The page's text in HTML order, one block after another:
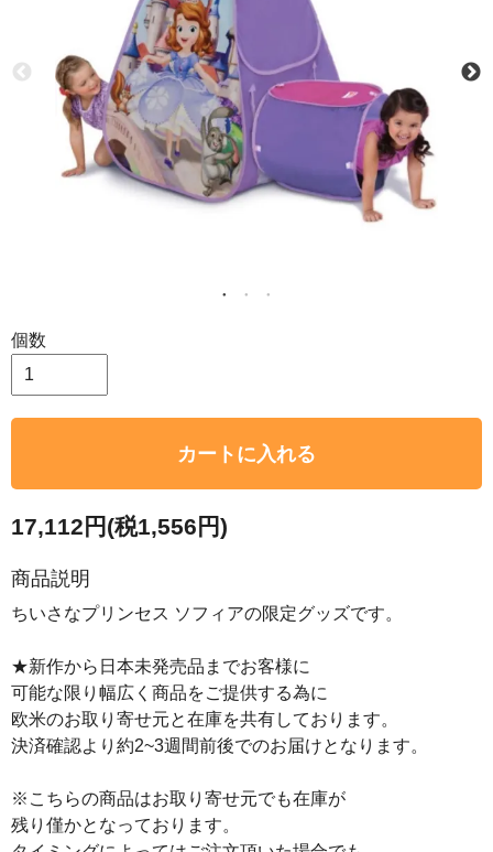
個数
カートに入れる
17,112円(税1,556円)
商品説明
ちいさなプリンセス ソフィアの限定グッズです。
★新作から日本未発売品までお客様に
可能な限り幅広く商品をご提供する為に
欧米のお取り寄せ元と在庫を共有しております。
決済確認より約2~3週間前後でのお届けとなります。
※こちらの商品はお取り寄せ元でも在庫が
残り僅かとなっております。